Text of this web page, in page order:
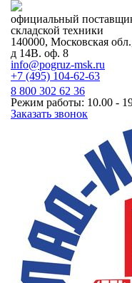
официальный
складской техники
140000, Московская
д 14В. оф. 8
info@pogruz-msk.ru
+7 (495) 104-62-63
8 800 302 62 36
Режим работы: 10.00 -
Заказать звонок